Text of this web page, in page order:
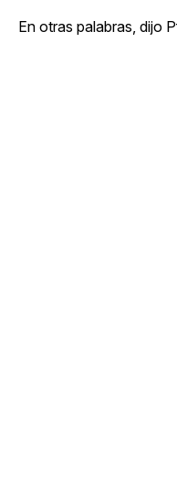
En otras palabras, dijo